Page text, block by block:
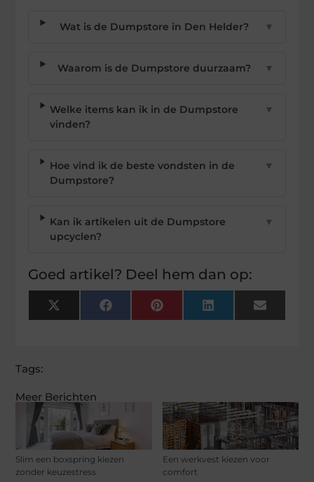
Meer Berichten
Slim een boxspring kiezen
zonder keuzestress
Een werkvest kiezen voor
comfort
Wat is de Dumpstore in Den Helder? ▼
Waarom is de Dumpstore duurzaam? ▼
Welke items kan ik in de Dumpstore
vinden?
▼
Hoe vind ik de beste vondsten in de
Dumpstore?
▼
Kan ik artikelen uit de Dumpstore
upcyclen?
▼
Goed artikel? Deel hem dan op:
X
(Twitter)
FacebookPinterest LinkedIn Email
Tags: